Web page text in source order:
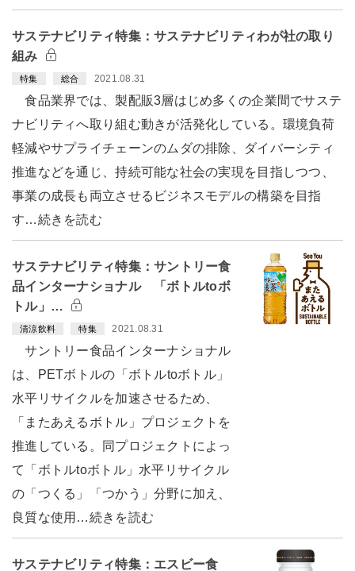
サステナビリティ特集：サステナビリティわが社の取り
組み
特集 総合 2021.08.31
食品業界では、製配販3層はじめ多くの企業間でサステ
ナビリティへ取り組む動きが活発化している。環境負荷
軽減やサプライチェーンのムダの排除、ダイバーシティ
推進などを通じ、持続可能な社会の実現を目指しつつ、
事業の成長も両立させるビジネスモデルの構築を目指
す…続きを読む
サステナビリティ特集：サントリー食
品インターナショナル 「ボトルtoボ
トル」…
清涼飲料 特集 2021.08.31
サントリー食品インターナショナル
は、PETボトルの「ボトルtoボトル」
水平リサイクルを加速させるため、
「またあえるボトル」プロジェクトを
推進している。同プロジェクトによっ
て「ボトルtoボトル」水平リサイクル
の「つくる」「つかう」分野に加え、
良質な使用…続きを読む
サステナビリティ特集：エスビー食